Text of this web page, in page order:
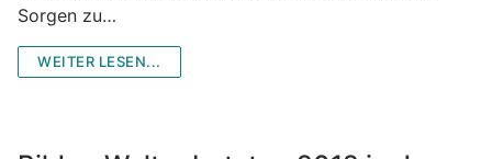
Sorgen zu…
WEITER LESEN...